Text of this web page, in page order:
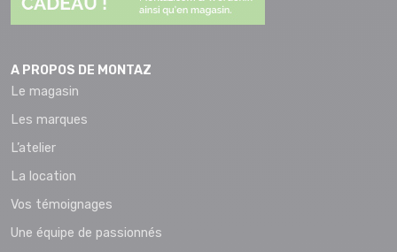
A PROPOS DE MONTAZ
Le magasin
Les marques
L’atelier
La location
Vos témoignages
Une équipe de passionnés